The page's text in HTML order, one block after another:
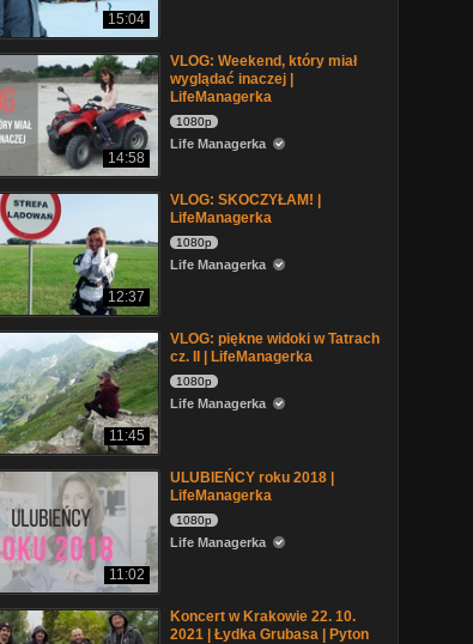
15:04
14:58
VLOG: Weekend, który miał
wyglądać inaczej |
LifeManagerka
1080p
Life Managerka
12:37
VLOG: SKOCZYŁAM! |
LifeManagerka
1080p
Life Managerka
11:45
VLOG: piękne widoki w Tatrach
cz. II | LifeManagerka
1080p
Life Managerka
11:02
ULUBIEŃCY roku 2018 |
LifeManagerka
1080p
Life Managerka
Koncert w Krakowie 22. 10.
2021 | Łydka Grubasa | Pyton